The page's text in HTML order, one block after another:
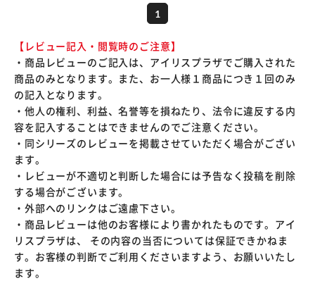
1
【レビュー記入・閲覧時のご注意】
・商品レビューのご記入は、アイリスプラザでご購入された
商品のみとなります。また、お一人様１商品につき１回のみ
の記入となります。
・他人の権利、利益、名誉等を損ねたり、法令に違反する内
容を記入することはできませんのでご注意ください。
・同シリーズのレビューを掲載させていただく場合がござい
ます。
・レビューが不適切と判断した場合には予告なく投稿を削除
する場合がございます。
・外部へのリンクはご遠慮下さい。
・商品レビューは他のお客様により書かれたものです。アイ
リスプラザは、 その内容の当否については保証できかねま
す。お客様の判断でご利用くださいますよう、お願いいたし
ます。